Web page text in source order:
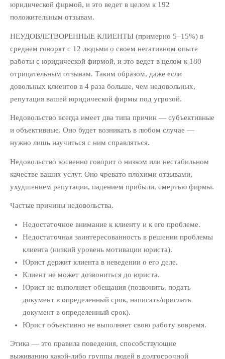
Директ-мейл
Интернет-
маркетинг
Консалтинг Контекстная
реклама Личное
Нетворкинг
Позиционировани
еПродажи и
переговоры
Реклама
Реферальный
маркетинг
Социальные сети
Стратегия
маркетинга Тайм-
юридической фирмой
Юридический
маркетинг
юридической фирмой, и это ведет в целом к 192
положительным отзывам.
НЕУДОВЛЕТВОРЕННЫЕ КЛИЕНТЫ (примерно 5–15%) в
среднем говорят с 12 людьми о своем негативном опыте
работы с юридической фирмой, и это ведет в целом к 180
отрицательным отзывам. Таким образом, даже если
довольных клиентов в 4 раза больше, чем недовольных,
репутация вашей юридической фирмы под угрозой.
Недовольство всегда имеет два типа причин — субъективные
и объективные. Оно будет возникать в любом случае —
нужно лишь научиться с ним справляться.
Недовольство косвенно говорит о низком или нестабильном
качестве ваших услуг. Оно чревато плохими отзывами,
ухудшением репутации, падением прибыли, смертью фирмы.
Частые причины недовольства.
Недостаточное внимание к клиенту и к его проблеме.
Недостаточная заинтересованность в решении проблемы
клиента (низкий уровень мотивации юриста).
Юрист держит клиента в неведении о его деле.
Клиент не может дозвониться до юриста.
Юрист не выполняет обещания (позвонить, подать
документ в определенный срок, написать/прислать
документ в определенный срок).
Юрист объективно не выполняет свою работу вовремя.
Этика — это правила поведения, способствующие
выживанию какой-либо группы людей в долгосрочной